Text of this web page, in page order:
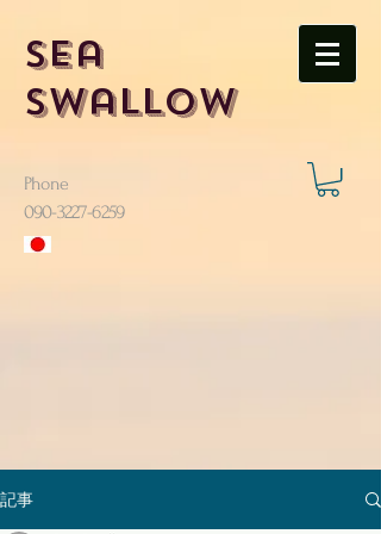
Sea
Swallow
Phone
​090-3227-6259
記事